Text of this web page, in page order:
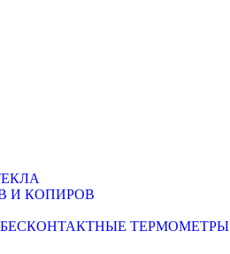
И КОПИРОВ
ТЕРМОМЕТРЫ